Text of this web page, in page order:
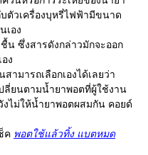
ตัวเครื่องบุหรี่ไฟฟ้ามีขนาด
เอง
น ซึ่งสารดังกล่าวมักจะออก
ง
ามารถเลือกเองได้เลยว่า
ลี่ยนตามน้ำยาพอตที่ผู้ใช้งาน
งไม่ให้น้ำยาพอตผสมกัน คอยด์
ค พอตใช้แล้วทิ้ง แบตหมด